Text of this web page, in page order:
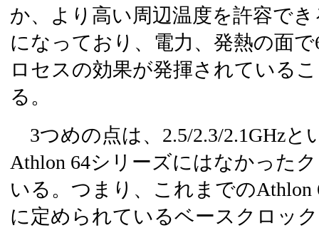
か、より高い周辺温度を許容で
になっており、電力、発熱の面で
ロセスの効果が発揮されている
る。
3つめの点は、2.5/2.3/2.1GHzと
Athlon 64シリーズにはなかった
いる。つまり、これまでのAthlon
に定められているベースクロッ